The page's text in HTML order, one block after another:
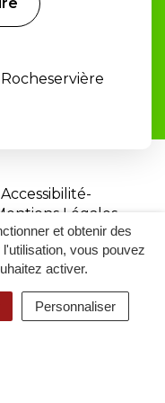
et obtenir des
vous pouvez
activer.
Personnaliser
ACCESSIBILITÉ
Accessibilité
Légales